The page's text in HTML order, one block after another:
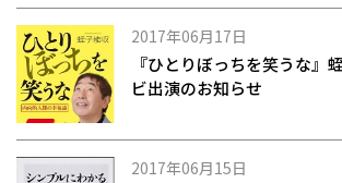
2017年06月17日
『ひとりぼっちを笑うな』
ビ出演のお知らせ
2017年06月15日